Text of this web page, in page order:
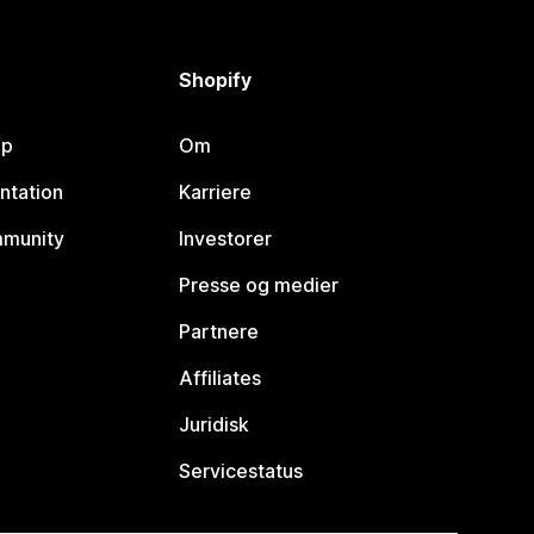
Shopify
Om
Karriere
Investorer
Presse og medier
Partnere
Affiliates
Juridisk
Servicestatus